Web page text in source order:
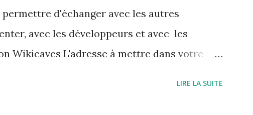
d'échanger avec les autres
avec les développeurs et avec les
Wikicaves L'adresse à mettre dans votre
LIRE LA SUITE